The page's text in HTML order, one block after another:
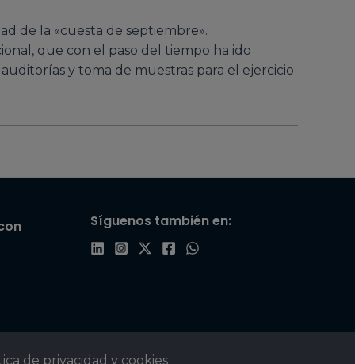
de la «cuesta de septiembre».
que con el paso del tiempo ha ido
y toma de muestras para el ejercicio
Síguenos también en:
de privacidad y cookies